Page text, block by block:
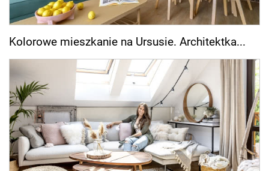
Kolorowe mieszkanie na Ursusie. Architektka...